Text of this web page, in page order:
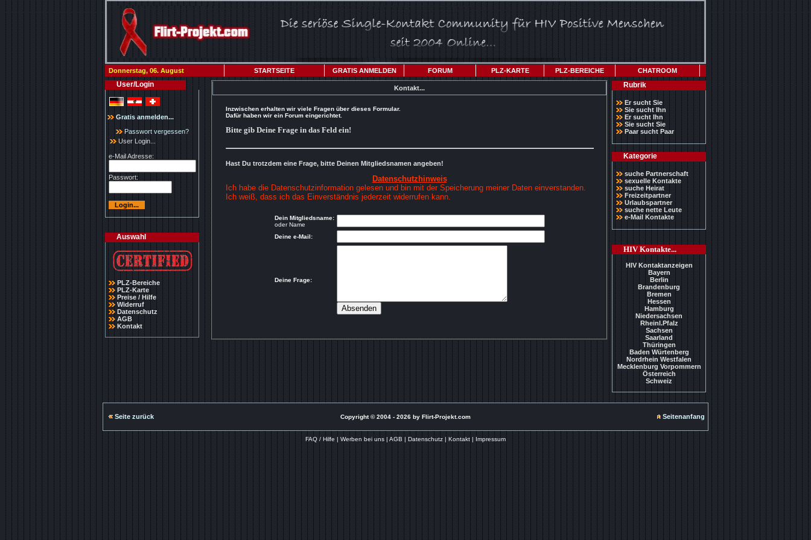
Donnerstag, 06. August STARTSEITE GRATIS ANMELDEN FORUM PLZ-KARTE PLZ-BEREICHE CHATROOM
User/Login
Gratis anmelden...
Passwort vergessen?
User Login...
e-Mail Adresse:
Passwort:
Auswahl
PLZ-Bereiche
PLZ-Karte
Preise / Hilfe
Widerruf
Datenschutz
AGB
Kontakt
Kontakt...
Inzwischen erhalten wir viele Fragen über dieses Formular.
Dafür haben wir ein Forum eingerichtet.
Bitte gib Deine Frage in das Feld ein!
Hast Du trotzdem eine Frage, bitte Deinen Mitgliedsnamen angeben!
Datenschutzhinweis
Ich habe die Datenschutzinformation gelesen und bin mit der Speicherung meiner Daten einverstanden.
Ich weiß, dass ich das Einverständnis jederzeit widerrufen kann.
Dein Mitgliedsname:
oder Name
Deine e-Mail:
Deine Frage:
Rubrik
Er sucht Sie
Sie sucht Ihn
Er sucht Ihn
Sie sucht Sie
Paar sucht Paar
Kategorie
suche Partnerschaft
sexuelle Kontakte
suche Heirat
Freizeitpartner
Urlaubspartner
suche nette Leute
e-Mail Kontakte
HIV Kontakte...
HIV Kontaktanzeigen
Bayern
Berlin
Brandenburg
Bremen
Hessen
Hamburg
Niedersachsen
Rheinl.Pfalz
Sachsen
Saarland
Thüringen
Baden Würtenberg
Nordrhein Westfalen
Mecklenburg Vorpommern
Österreich
Schweiz
Seite zurück Copyright © 2004 - 2026 by Flirt-Projekt.com Seitenanfang
FAQ / Hilfe | Werben bei uns| AGB | Datenschutz | Kontakt | Impressum